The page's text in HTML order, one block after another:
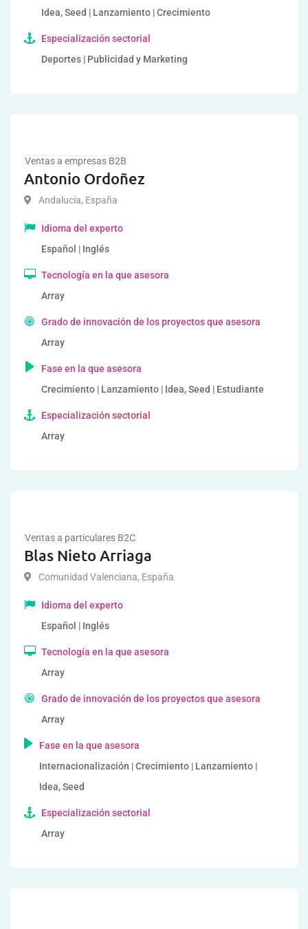
Idea, Seed | Lanzamiento | Crecimiento
Especialización sectorial
Deportes | Publicidad y Marketing
Ventas a empresas B2B
Antonio Ordoñez
Andalucía, España
Idioma del experto
Español | Inglés
Tecnología en la que asesora
Array
Grado de innovación de los proyectos que asesora
Array
Fase en la que asesora
Crecimiento | Lanzamiento | Idea, Seed | Estudiante
Especialización sectorial
Array
Ventas a particulares B2C
Blas Nieto Arriaga
Comunidad Valenciana, España
Idioma del experto
Español | Inglés
Tecnología en la que asesora
Array
Grado de innovación de los proyectos que asesora
Array
Fase en la que asesora
Internacionalización | Crecimiento | Lanzamiento |
Idea, Seed
Especialización sectorial
Array